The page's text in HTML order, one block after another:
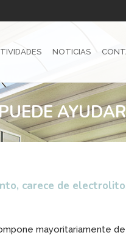
NOTICIAS
AYUDAR
carece de
mayoritariamente de